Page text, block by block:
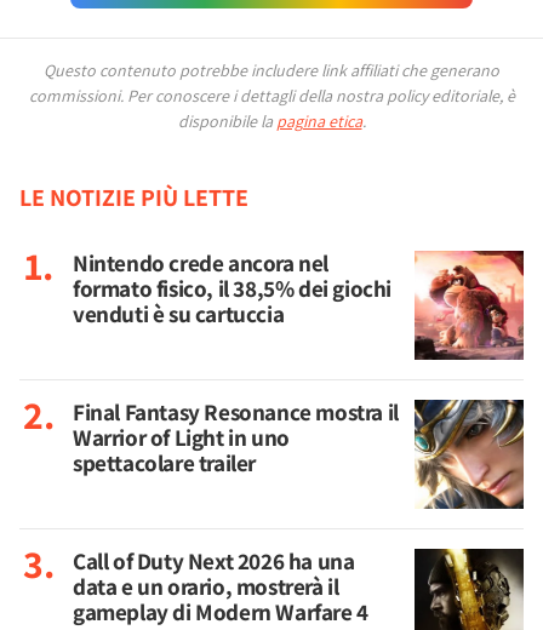
Questo contenuto potrebbe includere link affiliati che generano
commissioni. Per conoscere i dettagli della nostra policy editoriale, è
disponibile la pagina etica.
LE NOTIZIE PIÙ LETTE
Nintendo crede ancora nel
formato fisico, il 38,5% dei giochi
venduti è su cartuccia
Final Fantasy Resonance mostra il
Warrior of Light in uno
spettacolare trailer
Call of Duty Next 2026 ha una
data e un orario, mostrerà il
gameplay di Modern Warfare 4